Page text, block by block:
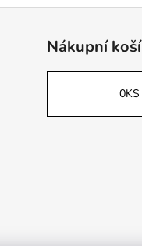
Nákupní
0